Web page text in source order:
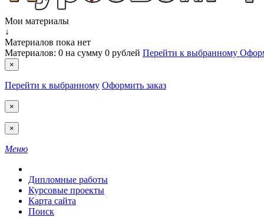
Мои материалы
↓
Материалов пока нет
Материалов: 0 на сумму 0 рублей Перейти к выбранному
×
Перейти к выбранному Оформить заказ
×
×
Меню
Дипломные работы
Курсовые проекты
Карта сайта
Поиск